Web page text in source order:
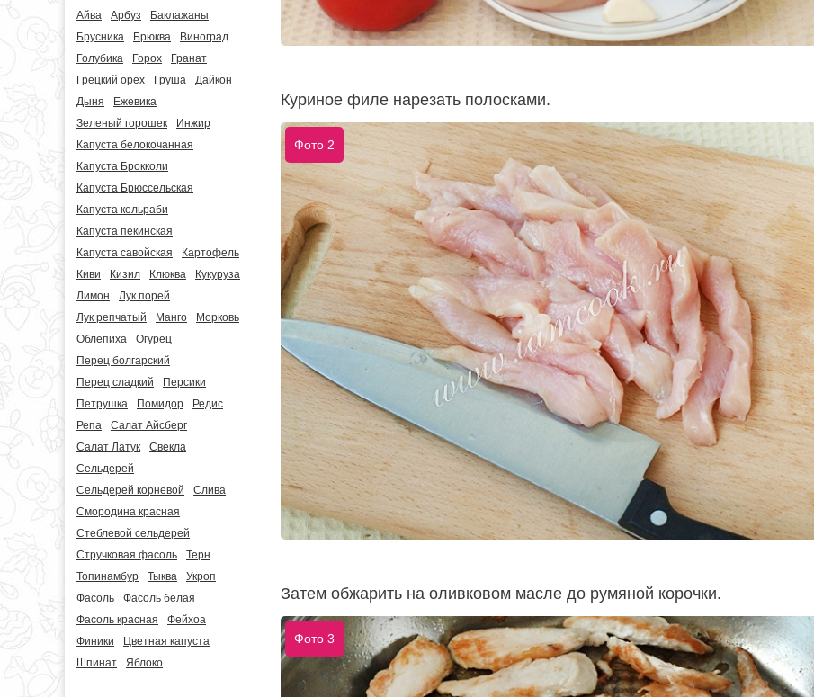
Айва Арбуз
Баклажаны
Брусника
Брюква
Виноград
Голубика
Горох
Гранат
Грецкий орех
Груша
Дайкон
Дыня
Ежевика
Зеленый горошек
Инжир
Капуста белокочанная
Капуста Брокколи
Капуста Брюссельская
Капуста кольраби
Капуста пекинская
Капуста савойская
Картофель
Киви
Кизил Клюква
Кукуруза
Лимон
Лук порей
Лук репчатый
Манго
Морковь
Облепиха
Огурец
Перец болгарский
Перец сладкий
Персики
Петрушка
Помидор
Редис
Репа
Салат Айсберг
Салат Латук
Свекла
Сельдерей
Сельдерей корневой
Слива
Смородина красная
Стеблевой сельдерей
Стручковая фасоль
Терн
Топинамбур
Тыква
Укроп
Фасоль
Фасоль белая
Фасоль красная
Фейхоа
Финики
Цветная капуста
Шпинат
Яблоко
Куриное филе нарезать полосками.
Фото 2
Затем обжарить на оливковом масле до румяной корочки.
Фото 3